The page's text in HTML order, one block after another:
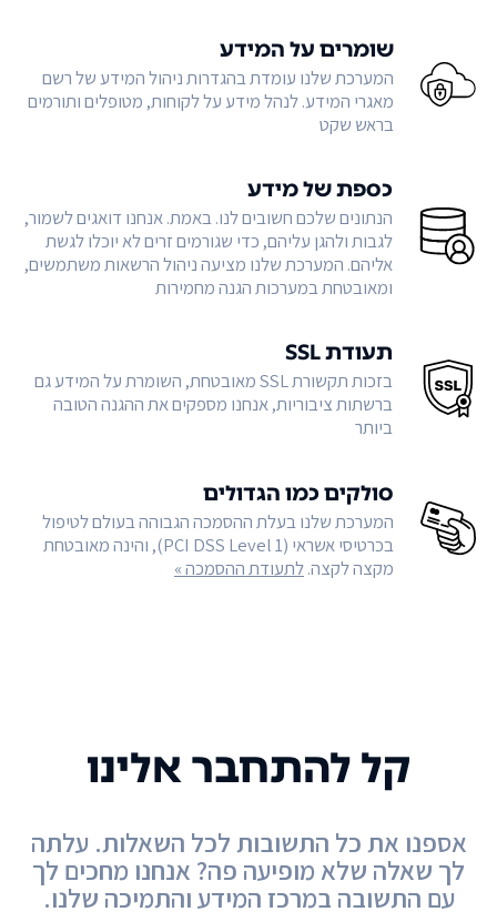
שומרים על המידע
המערכת שלנו עומדת בהגדרות ניהול המידע של רשם
מאגרי המידע. לנהל מידע על לקוחות, מטופלים ותורמים
בראש שקט
כספת של מידע
הנתונים שלכם חשובים לנו. באמת. אנחנו דואגים לשמור,
לגבות ולהגן עליהם, כדי שגורמים זרים לא יוכלו לגשת
אליהם. המערכת שלנו מציעה ניהול הרשאות משתמשים,
ומאובטחת במערכות הגנה מחמירות
תעודת SSL
בזכות תקשורת SSL מאובטחת, השומרת על המידע גם
ברשתות ציבוריות, אנחנו מספקים את ההגנה הטובה
ביותר
סולקים כמו הגדולים
המערכת שלנו בעלת ההסמכה הגבוהה בעולם לטיפול
בכרטיסי אשראי (PCI DSS Level 1), והינה מאובטחת
מקצה לקצה.לתעודת ההסמכה »
קל להתחבר אלינו
אספנו את כל התשובות לכל השאלות. עלתה
לך שאלה שלא מופיעה פה? אנחנו מחכים לך
עם התשובה במרכז המידע והתמיכה שלנו.